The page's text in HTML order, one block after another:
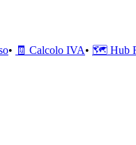
• 🧾 Calcolo IVA• 🗺️ Hub